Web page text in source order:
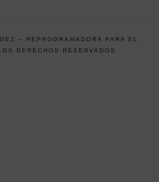
– REPROGRAMADORA PARA EL
DERECHOS RESERVADOS